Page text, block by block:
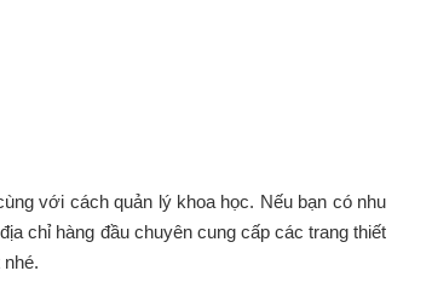
với cách quản lý khoa học. Nếu bạn có nhu
chỉ hàng đầu chuyên cung cấp các trang thiết